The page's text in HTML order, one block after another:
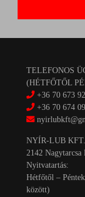
TELEFONOS
(HÉTFŐTŐL
+36 70 673
+36 70 674
NYÍR-LUB
2142
Nyitvatartás:
Hétfőtől –
között)